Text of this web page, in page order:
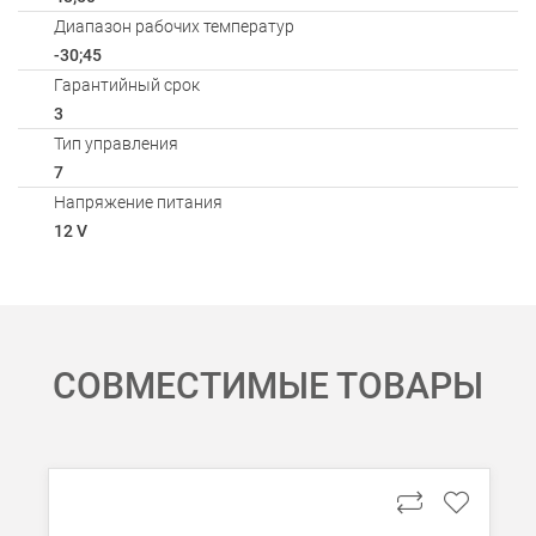
Диапазон рабочих температур
-30;45
Гарантийный срок
3
Тип управления
7
Напряжение питания
12 V
Онлайн оплата банковской картой
Загрузка товаров
СОВМЕСТИМЫЕ ТОВАРЫ